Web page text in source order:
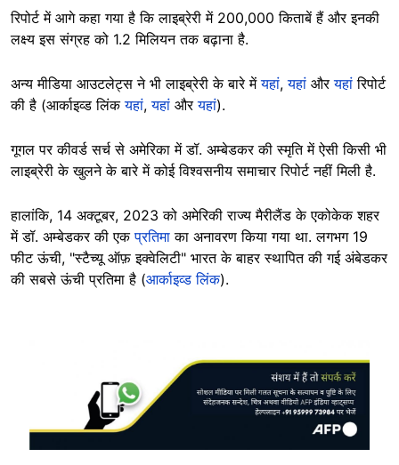
रिपोर्ट में आगे कहा गया है कि लाइब्रेरी में 200,000 किताबें हैं और इनकी
लक्ष्य इस संग्रह को 1.2 मिलियन तक बढ़ाना है.
अन्य मीडिया आउटलेट्स ने भी लाइब्रेरी के बारे मेंयहां,यहां औरयहांरिपोर्ट
की है (आर्काइव्ड लिंकयहां,यहां औरयहां).
गूगल पर कीवर्ड सर्च से अमेरिका में डॉ. अम्बेडकर की स्मृति में ऐसी किसी भी
लाइब्रेरी के खुलने के बारे में कोई विश्वसनीय समाचार रिपोर्ट नहीं मिली है.
हालांकि, 14 अक्टूबर, 2023 को अमेरिकी राज्य मैरीलैंड के एकोकेक शहर
में डॉ. अम्बेडकर की एकप्रतिमाका अनावरण किया गया था. लगभग 19
फीट ऊंची, "स्टैच्यू ऑफ़ इक्वेलिटी" भारत के बाहर स्थापित की गई अंबेडकर
की सबसे ऊंची प्रतिमा है (आर्काइव्ड लिंक).